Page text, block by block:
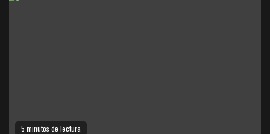
5 minutos de lectura